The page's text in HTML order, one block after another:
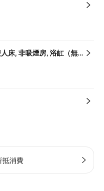
豪華四人房, 2 張標準雙人床, 非吸煙房, 浴缸（無景觀）
抵消費